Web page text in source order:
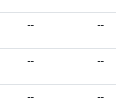
-- --
-- --
-- --